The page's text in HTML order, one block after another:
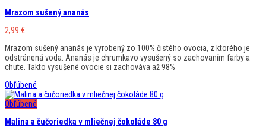
Mrazom sušený ananás
2,99 €
Mrazom sušený ananás je vyrobený zo 100% čistého ovocia, z ktorého je
odstránená voda. Ananás je chrumkavo vysušený so zachovaním farby a
chute. Takto vysušené ovocie si zachováva až 98%
Obľúbené
Obľúbené
Malina a čučoriedka v mliečnej čokoláde 80 g